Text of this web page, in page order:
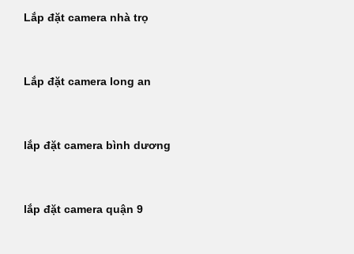
Lắp đặt camera nhà trọ
Lắp đặt camera long an
lắp đặt camera bình dương
lắp đặt camera quận 9